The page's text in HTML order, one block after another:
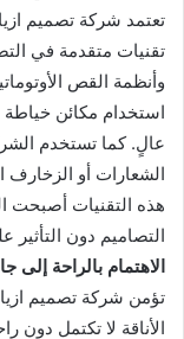
تعتمد شركة تصميم
تقنيات متقدمة في
وأنظمة القص
استخدام مكائن خياطة
عالٍ. كما تستخدم
الشعارات أو الزخارف
هذه التقنيات أصبحت
التصاميم دون التأثير
الاهتمام بالراحة إلى
تؤمن شركة تصميم
الأناقة لا تكتمل دون